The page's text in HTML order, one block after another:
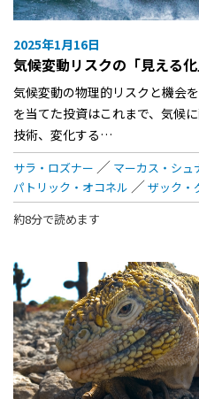
2025年1月16日
気候変動リスクの「見える化
気候変動の物理的リスクと機会
を当てた投資はこれまで、気候
技術、変化する…
サラ・ロズナー
マーカス・シュ
パトリック・オコネル
ザック・
約8分で読めます